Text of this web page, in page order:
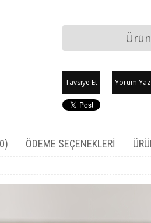
Tavsiye Et Yorum Yaz
ÖDEME SEÇENEKLERI